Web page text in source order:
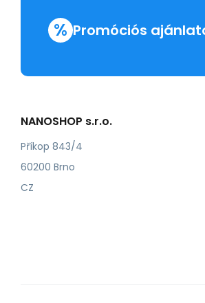
% Promóciós
NANOSHOP s.r.o.
Příkop 843/4
60200 Brno
CZ